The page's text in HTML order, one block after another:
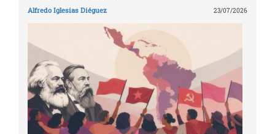
Alfredo Iglesias Diéguez 23/07/2026